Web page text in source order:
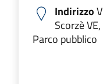
Indirizzo
Scorzè
Parco pubblico